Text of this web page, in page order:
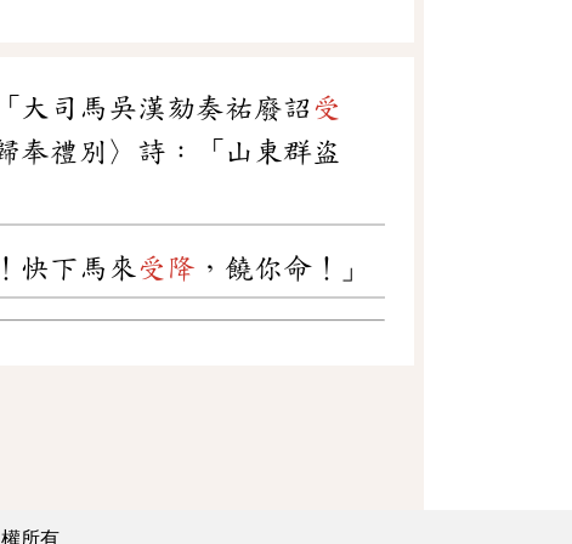
大司馬吳漢劾奏祐廢詔 受
奉禮別〉詩：「山東群盜
快下馬來受降 ，饒你命！」
所有